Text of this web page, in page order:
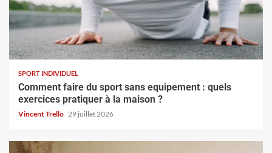
SPORT INDIVIDUEL
Comment faire du sport sans equipement : quels
exercices pratiquer à la maison ?
Vincent Trello 29 juillet 2026